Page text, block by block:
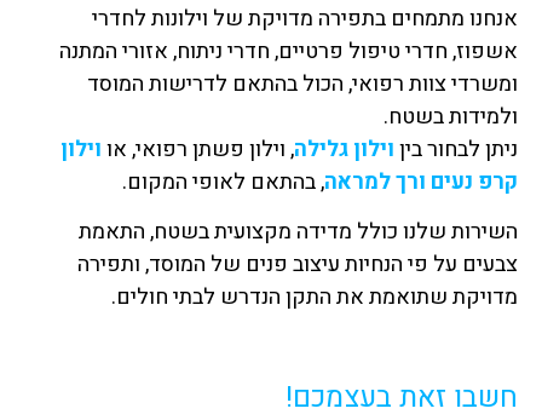
אנחנו מתמחים בתפירה מדויקת של וילונות לחדרי
אשפוז, חדרי טיפול פרטיים, חדרי ניתוח, אזורי המתנה
ומשרדי צוות רפואי, הכול בהתאם לדרישות המוסד
ולמידות בשטח.
ניתן לבחור ביןוילון גלילה, וילון פשתן רפואי, אווילון
קרפ נעים ורך למראה, בהתאם לאופי המקום.
השירות שלנו כולל מדידה מקצועית בשטח, התאמת
צבעים על פי הנחיות עיצוב פנים של המוסד, ותפירה
מדויקת שתואמת את התקן הנדרש לבתי חולים.
חשבו זאת בעצמכם!